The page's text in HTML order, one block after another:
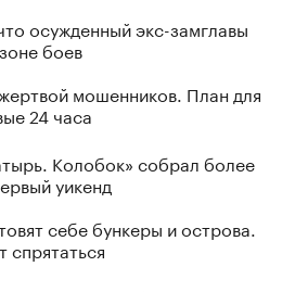
осужденный экс-замглавы
боев
мошенников. План для
24 часа
Колобок» собрал более
уикенд
себе бункеры и острова.
спрятаться